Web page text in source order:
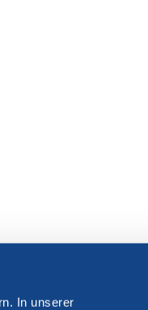
In unserer